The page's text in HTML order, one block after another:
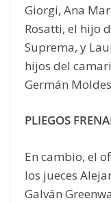
Giorgi, Ana
Rosatti, el hijo
Suprema, y
hijos del
Germán
PLIEGOS
En cambio, el
los jueces
Galván